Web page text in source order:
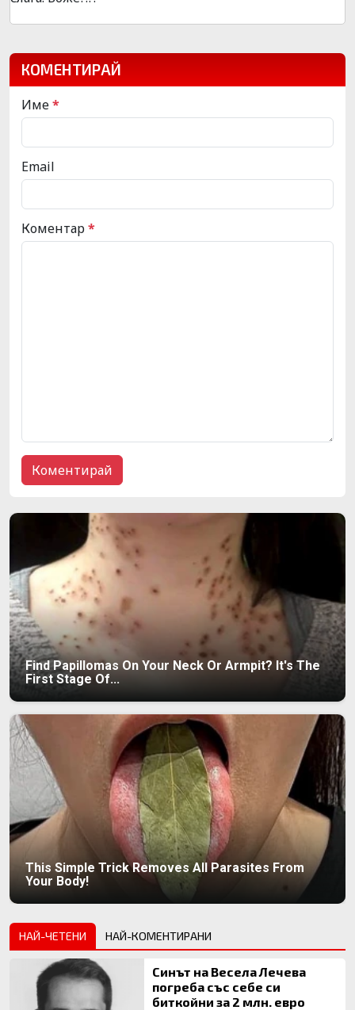
КОМЕНТИРАЙ
Име*
Email
Коментар*
Find Papillomas On Your Neck Or Armpit? It's The
First Stage Of...
This Simple Trick Removes All Parasites From
Your Body!
НАЙ-ЧЕТЕНИ НАЙ-КОМЕНТИРАНИ
Синът на Весела Лечева
погреба със себе си
биткойни за 2 млн. евро